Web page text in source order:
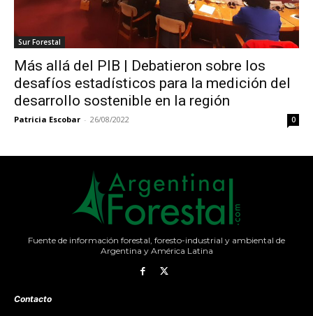
Sur Forestal
Más allá del PIB | Debatieron sobre los
desafíos estadísticos para la medición del
desarrollo sostenible en la región
Patricia Escobar - 26/08/2022 0
Fuente de información forestal, foresto-industrial y ambiental de
Argentina y América Latina
Contacto